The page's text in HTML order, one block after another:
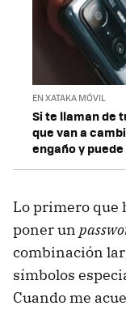
EN XATAKA MÓVIL
Si te llaman de
que van a
engaño y
Lo primero que
poner un
combinación
símbolos
Cuando me